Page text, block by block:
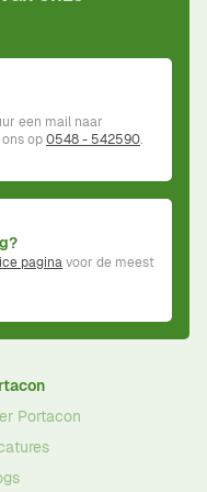
een mail naar
op0548 - 542590.
paginavoor de meest
Portacon